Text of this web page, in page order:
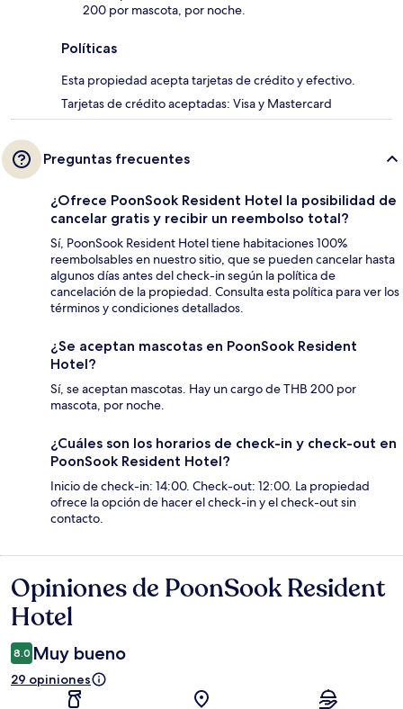
200 por mascota, por noche.
Políticas
Esta propiedad acepta tarjetas de crédito y efectivo.
Tarjetas de crédito aceptadas: Visa y Mastercard
Preguntas frecuentes
¿Ofrece PoonSook Resident Hotel la posibilidad de
cancelar gratis y recibir un reembolso total?
Sí, PoonSook Resident Hotel tiene habitaciones 100%
reembolsables en nuestro sitio, que se pueden cancelar hasta
algunos días antes del check-in según la política de
cancelación de la propiedad. Consulta esta política para ver los
términos y condiciones detallados.
¿Se aceptan mascotas en PoonSook Resident
Hotel?
Sí, se aceptan mascotas. Hay un cargo de THB 200 por
mascota, por noche.
¿Cuáles son los horarios de check-in y check-out en
PoonSook Resident Hotel?
Inicio de check-in: 14:00. Check-out: 12:00. La propiedad
ofrece la opción de hacer el check-in y el check-out sin
contacto.
Opiniones
Opiniones de PoonSook Resident
Hotel
8.0 Muy bueno
29 opiniones